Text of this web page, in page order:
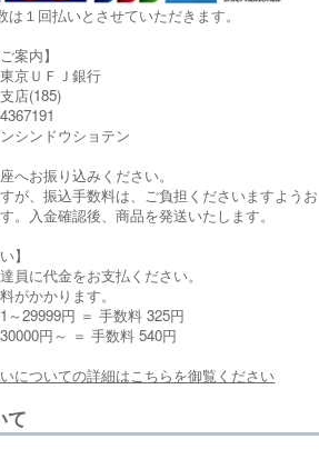
は１回払いとさせていただきます。
案内】
京ＵＦＪ銀行
店(185)
シンドウショテン
へお振り込みください。
が、振込手数料は、ご負担くださいますようお
。入金確認後、商品を発送いたします。
】
員に代金をお支払ください。
がかかります。
～29999円 ＝ 手数料 325円
円～ ＝ 手数料 540円
についての詳細はこちらを御覧ください
て